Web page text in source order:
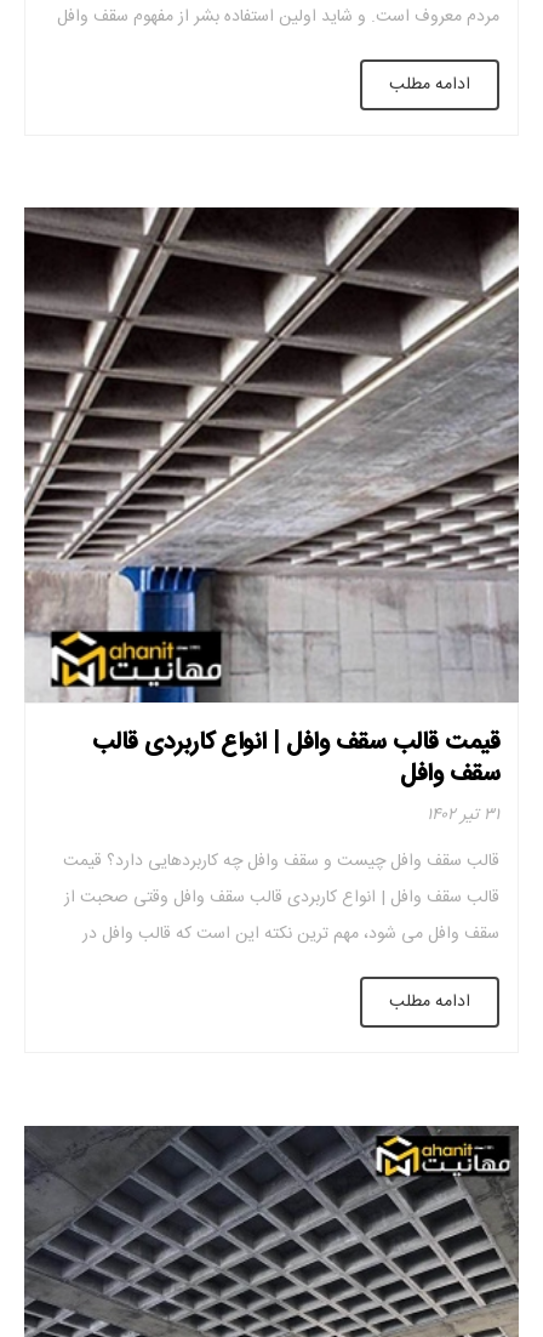
مردم معروف است. و شاید اولین استفاده بشر از مفهوم سقف وافل
در ارتباط با ساخت آکروپولیس در یونان باشد. بیشتر این بنا بین
سالهای ۴۲۹ تا ۴۶۱ قبل از میلاد است. […]ادامه مطلب
قیمت قالب سقف وافل | انواع کاربردی قالب
سقف وافل
۳۱ تیر ۱۴۰۲
قالب سقف وافل چیست و سقف وافل چه کاربردهایی دارد؟ قیمت
قالب سقف وافل | انواع کاربردی قالب سقف وافل وقتی صحبت از
سقف وافل می شود، مهم ترین نکته این است که قالب وافل در
اندازه های مختلف تولید می شود. تولید قالب وافل از جنس
پلاستیک و پلی پروپیلن با کیفیت (pp) بسیار […]
ادامه مطلب